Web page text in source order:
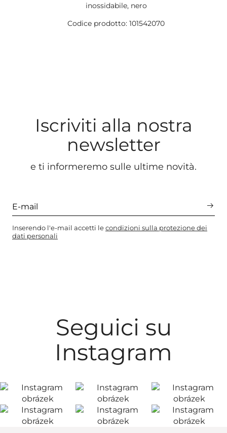
inossidabile, nero
Codice prodotto: 101542070
Iscriviti alla nostra
newsletter
e ti informeremo sulle ultime novità.
Inserendo l'e-mail accetti lecondizioni sulla protezione dei
dati personali
Seguici su
Instagram